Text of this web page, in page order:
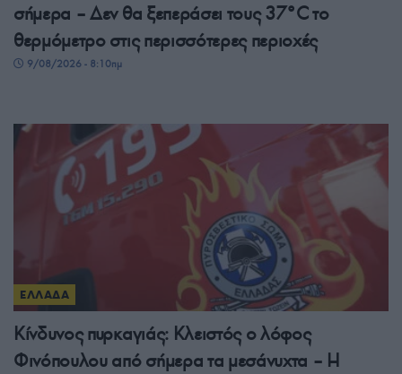
σήμερα – Δεν θα ξεπεράσει τους 37°C το
θερμόμετρο στις περισσότερες περιοχές
9/08/2026 - 8:10πμ
ΕΛΛΑΔΑ
Κίνδυνος πυρκαγιάς: Κλειστός ο λόφος
Φινόπουλου από σήμερα τα μεσάνυχτα – Η